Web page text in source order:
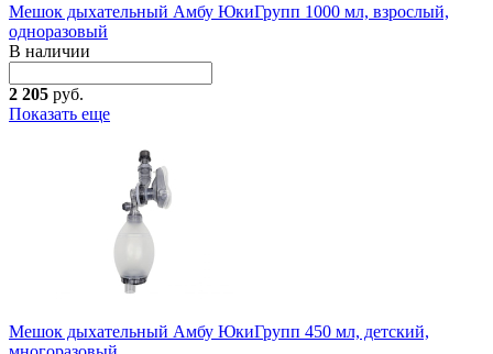
Мешок дыхательный Амбу ЮкиГрупп 1000 мл, взрослый,
одноразовый
В наличии
2 205 руб.
Показать еще
Мешок дыхательный Амбу ЮкиГрупп 450 мл, детский,